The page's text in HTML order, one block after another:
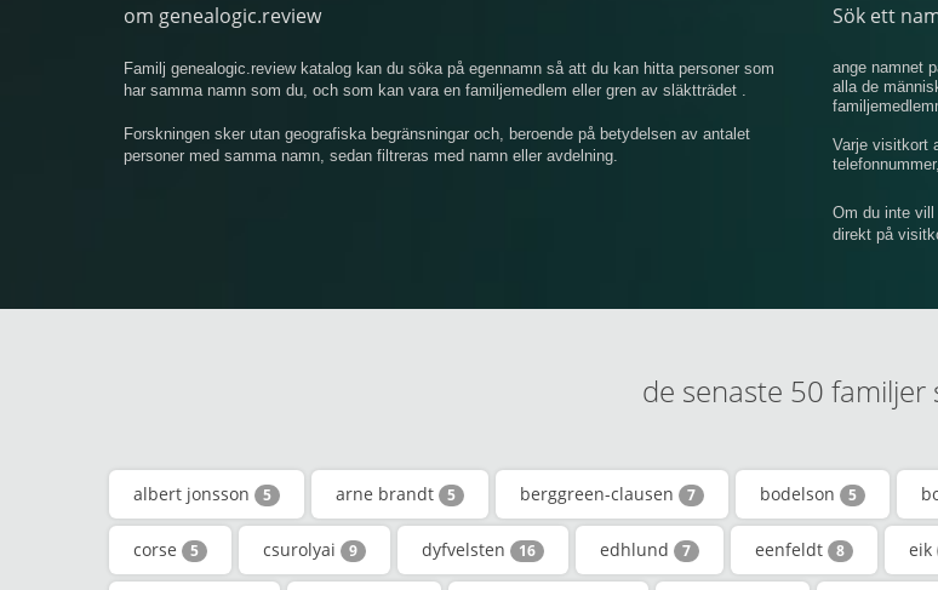
om genealogic.review
Familj genealogic.review katalog kan du söka på egennamn så att du kan hitta personer som
har samma namn som du, och som kan vara en familjemedlem eller gren av släktträdet .
Forskningen sker utan geografiska begränsningar och, beroende på betydelsen av antalet
personer med samma namn, sedan filtreras med namn eller avdelning.
Sök ett
ange namnet
alla de
Varje visitkort
Om du inte
direkt på
de senaste 50 familjer
albert jonsson 5 arne brandt 5 berggreen-clausen 7 bodelson 5
corse 5 csurolyai 9 dyfvelsten 16 edhlund 7 eenfeldt 8 eik